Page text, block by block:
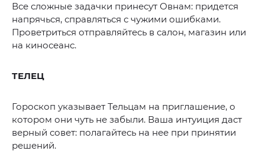
Все сложные задачки принесут Овнам: придется
напрячься, справляться с чужими ошибками.
Проветриться отправляйтесь в салон, магазин или
на киносеанс.
ТЕЛЕЦ
Гороскоп указывает Тельцам на приглашение, о
котором они чуть не забыли. Ваша интуиция даст
верный совет: полагайтесь на нее при принятии
решений.